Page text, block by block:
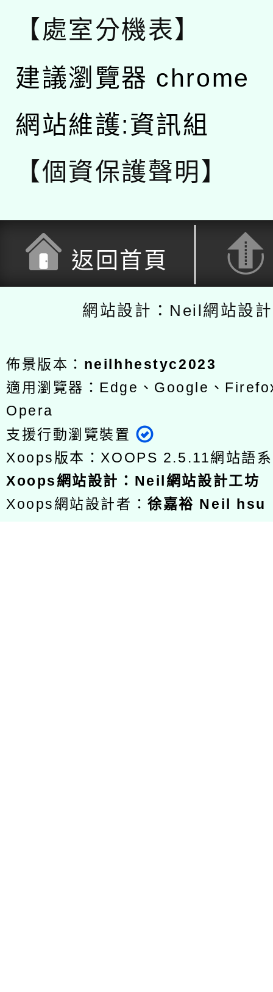
【處室分機表】
建議瀏覽器 chrome
網站維護:資訊組
【個資保護聲明】
返回首頁
網站設計：Neil網站設
佈景版本： neilhhestyc2023
適用瀏覽器：Edge、Google、
Opera
支援行動瀏覽裝置
Xoops版本：XOOPS 2.5.11網站語
Xoops網站設計 ： Neil網站設計工坊
Xoops網站設計者：徐嘉裕 Neil hsu